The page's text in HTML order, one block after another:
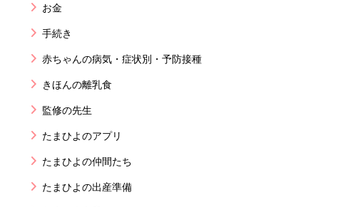
お金
手続き
赤ちゃんの病気・症状別・予防接種
きほんの離乳食
監修の先生
たまひよのアプリ
たまひよの仲間たち
たまひよの出産準備